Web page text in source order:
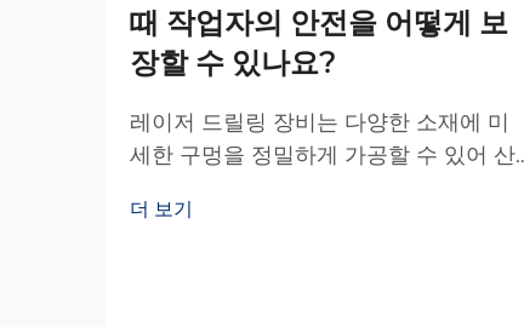
때 작업자의 안전을 어떻게 보
장할 수 있나요?
레이저 드릴링 장비는 다양한 소재에 미
세한 구멍을 정밀하게 가공할 수 있어 산
변화시켰습니다. 그러나 이러한 시스템에
더 보기